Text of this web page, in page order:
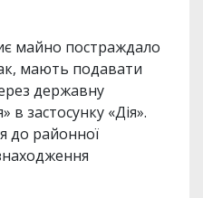
майно постраждало
мають подавати
державну
в застосунку «Дія».
до районної